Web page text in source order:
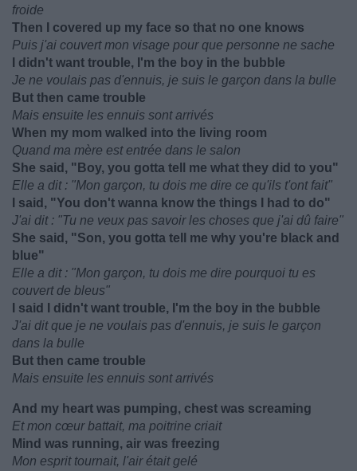
froide
Then I covered up my face so that no one knows
Puis j'ai couvert mon visage pour que personne ne sache
I didn't want trouble, I'm the boy in the bubble
Je ne voulais pas d'ennuis, je suis le garçon dans la bulle
But then came trouble
Mais ensuite les ennuis sont arrivés
When my mom walked into the living room
Quand ma mère est entrée dans le salon
She said, "Boy, you gotta tell me what they did to you"
Elle a dit : "Mon garçon, tu dois me dire ce qu'ils t'ont fait"
I said, "You don't wanna know the things I had to do"
J'ai dit : "Tu ne veux pas savoir les choses que j'ai dû faire"
She said, "Son, you gotta tell me why you're black and
blue"
Elle a dit : "Mon garçon, tu dois me dire pourquoi tu es
couvert de bleus"
I said I didn't want trouble, I'm the boy in the bubble
J'ai dit que je ne voulais pas d'ennuis, je suis le garçon
dans la bulle
But then came trouble
Mais ensuite les ennuis sont arrivés
And my heart was pumping, chest was screaming
Et mon cœur battait, ma poitrine criait
Mind was running, air was freezing
Mon esprit tournait, l'air était gelé